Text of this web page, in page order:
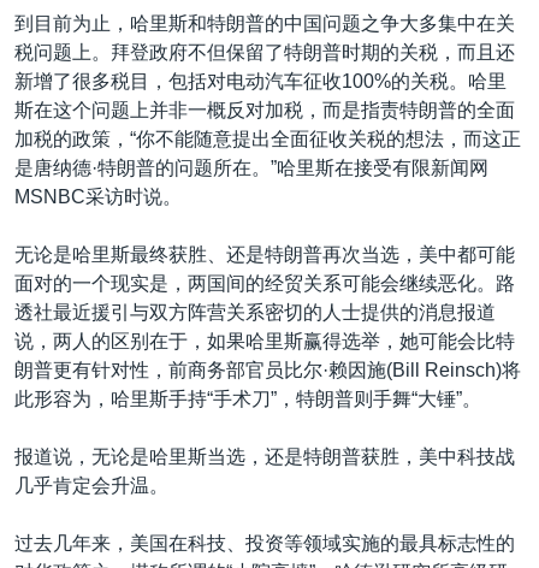
到目前为止，哈里斯和特朗普的中国问题之争大多集中在关
税问题上。拜登政府不但保留了特朗普时期的关税，而且还
新增了很多税目，包括对电动汽车征收100%的关税。哈里
斯在这个问题上并非一概反对加税，而是指责特朗普的全面
加税的政策，“你不能随意提出全面征收关税的想法，而这正
是唐纳德·特朗普的问题所在。”哈里斯在接受有限新闻网
MSNBC采访时说。
无论是哈里斯最终获胜、还是特朗普再次当选，美中都可能
面对的一个现实是，两国间的经贸关系可能会继续恶化。路
透社最近援引与双方阵营关系密切的人士提供的消息报道
说，两人的区别在于，如果哈里斯赢得选举，她可能会比特
朗普更有针对性，前商务部官员比尔·赖因施(Bill Reinsch)将
此形容为，哈里斯手持“手术刀”，特朗普则手舞“大锤”。
报道说，无论是哈里斯当选，还是特朗普获胜，美中科技战
几乎肯定会升温。
过去几年来，美国在科技、投资等领域实施的最具标志性的